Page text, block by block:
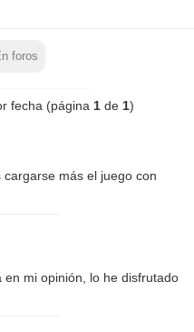
foros
fecha (página 1de 1)
más el juego con
en mi opinión, lo he disfrutado